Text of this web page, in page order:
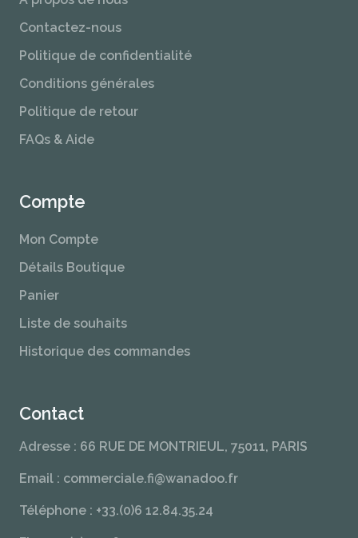
Contactez-nous
Politique de confidentialité
Conditions générales
Politique de retour
FAQs & Aide
Compte
Mon Compte
Détails Boutique
Panier
Liste de souhaits
Historique des commandes
Contact
Adresse : 66 RUE DE MONTRIEUL, 75011, PARIS
Email : commerciale.fi@wanadoo.fr
Téléphone : +33.(0)6 12.84.35.24